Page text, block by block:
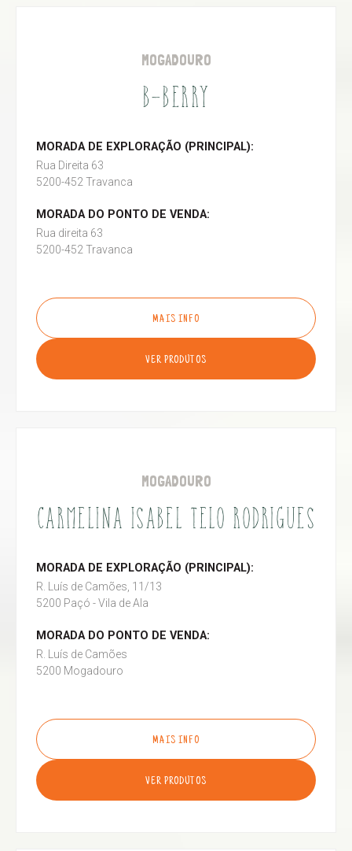
MOGADOURO
B-BERRY
MORADA DE EXPLORAÇÃO (PRINCIPAL):
Rua Direita 63
5200-452 Travanca
MORADA DO PONTO DE VENDA:
Rua direita 63
5200-452 Travanca
MAIS INFO
VER PRODUTOS
MOGADOURO
CARMELINA ISABEL TELO RODRIGUES
MORADA DE EXPLORAÇÃO (PRINCIPAL):
R. Luís de Camões, 11/13
5200 Paçó - Vila de Ala
MORADA DO PONTO DE VENDA:
R. Luís de Camões
5200 Mogadouro
MAIS INFO
VER PRODUTOS